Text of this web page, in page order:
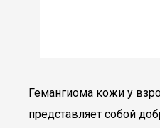
Гемангиома кожи у
представляет собой